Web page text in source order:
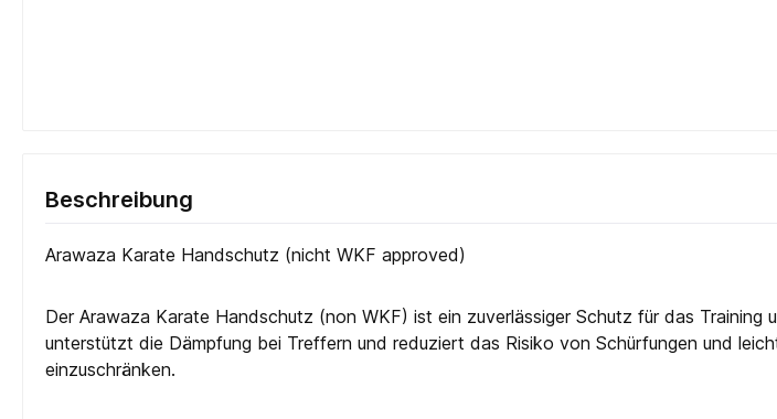
Beschreibung
Arawaza Karate Handschutz (nicht WKF approved)
Der Arawaza Karate Handschutz (non WKF) ist ein zuverlässiger Schutz für das
unterstützt die Dämpfung bei Treffern und reduziert das Risiko von Schürfungen und
einzuschränken.